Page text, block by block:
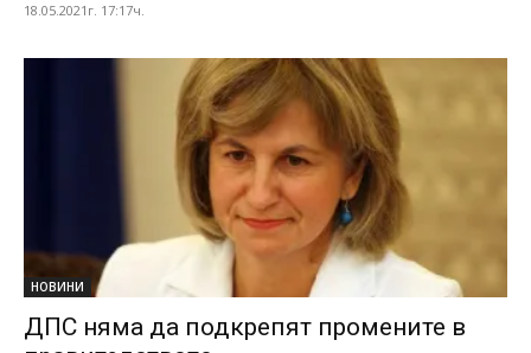
18.05.2021г. 17:17ч.
НОВИНИ
ДПС няма да подкрепят промените в